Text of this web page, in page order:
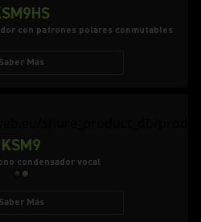
con patrones polares conmutables
Saber Más
KSM9
condensador vocal
Saber Más